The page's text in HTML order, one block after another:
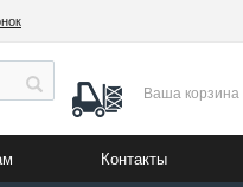
Ваша корзина
Контакты